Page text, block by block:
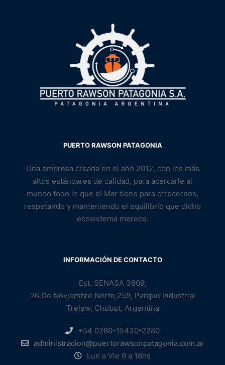
PUERTO RAWSON PATAGONIA
Una empresa creada en el año 2012, con los más
altos estándares de calidad, para acercarle al
mundo todo lo que el Mar tiene para ofrecernos,
respetando y manteniendo el equilibrio que dicho
ecosistema merece.
INFORMACIÓN DE CONTACTO
Est. SENASA 3609,
26 De Noviembre Norte 259, Parque Industrial
Trelew, Chubut, Argentina
+54 0280-15430-2280
administracion@puertorawsonpatagonia.com.ar
Lun a Vie 9 a 18hs